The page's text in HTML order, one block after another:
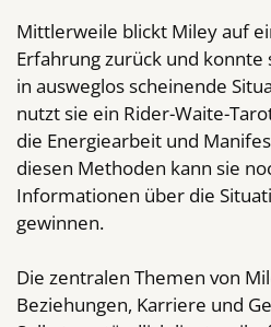
Mittlerweile blickt Miley auf
Erfahrung zurück und konnte
in ausweglos scheinende
nutzt sie ein Rider-Waite-
die Energiearbeit und
diesen Methoden kann sie
Informationen über die
gewinnen.
Die zentralen Themen von
Beziehungen, Karriere und